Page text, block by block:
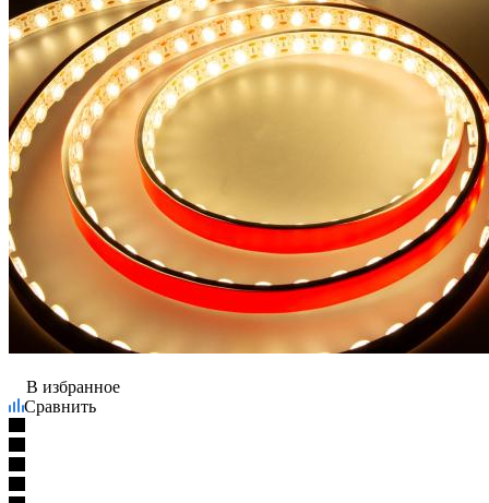
В избранное
Сравнить